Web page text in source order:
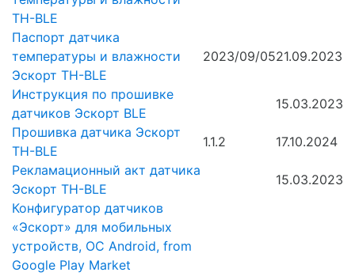
TH-BLE
Паспорт датчика
температуры и влажности
Эскорт TH-BLE
2023/09/0521.09.2023
Инструкция по прошивке
датчиков Эскорт BLE
15.03.2023
Прошивка датчика Эскорт
TH-BLE
1.1.2
17.10.2024
Рекламационный акт датчика
Эскорт TH-BLE
15.03.2023
Конфигуратор датчиков
«Эскорт» для мобильных
устройств, ОС Android, from
Google Play Market